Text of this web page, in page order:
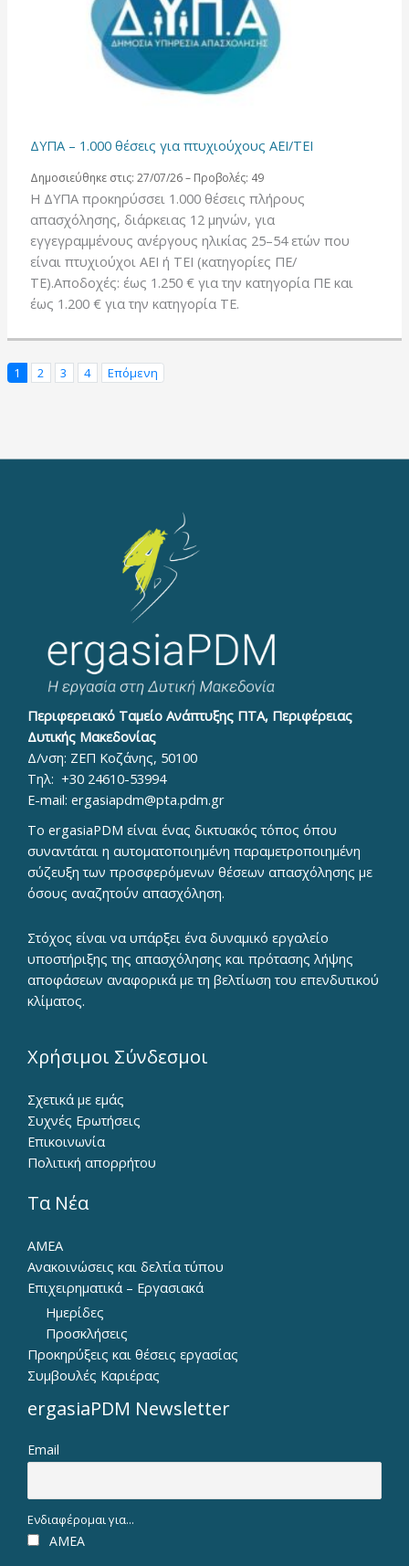
ΔΥΠΑ – 1.000 θέσεις για πτυχιούχους ΑΕΙ/ΤΕΙ
Δημοσιεύθηκε στις: 27/07/26 – Προβολές: 49
Η ΔΥΠΑ προκηρύσσει 1.000 θέσεις πλήρους
απασχόλησης, διάρκειας 12 μηνών, για
εγγεγραμμένους ανέργους ηλικίας 25–54 ετών που
είναι πτυχιούχοι ΑΕΙ ή ΤΕΙ (κατηγορίες ΠΕ/
ΤΕ).Αποδοχές: έως 1.250 € για την κατηγορία ΠΕ και
έως 1.200 € για την κατηγορία ΤΕ.
1 2 3 4 Επόμενη
Περιφερειακό Ταμείο Ανάπτυξης ΠΤΑ, Περιφέρειας
Δυτικής Μακεδονίας
Δ/νση: ΖΕΠ Κοζάνης, 50100
Τηλ: +30 24610-53994
E-mail: ergasiapdm@pta.pdm.gr
To ergasiaPDM είναι ένας δικτυακός τόπος όπου
συναντάται η αυτοματοποιημένη παραμετροποιημένη
σύζευξη των προσφερόμενων θέσεων απασχόλησης με
όσους αναζητούν απασχόληση.
Στόχος είναι να υπάρξει ένα δυναμικό εργαλείο
υποστήριξης της απασχόλησης και πρότασης λήψης
αποφάσεων αναφορικά με τη βελτίωση του επενδυτικού
κλίματος.
Χρήσιμοι Σύνδεσμοι
Σχετικά με εμάς
Συχνές Ερωτήσεις
Επικοινωνία
Πολιτική απορρήτου
Τα Νέα
ΑΜΕΑ
Ανακοινώσεις και δελτία τύπου
Επιχειρηματικά – Εργασιακά
Ημερίδες
Προσκλήσεις
Προκηρύξεις και θέσεις εργασίας
Συμβουλές Καριέρας
ergasiaPDM Newsletter
Email
Ενδιαφέρομαι για...
ΑΜΕΑ